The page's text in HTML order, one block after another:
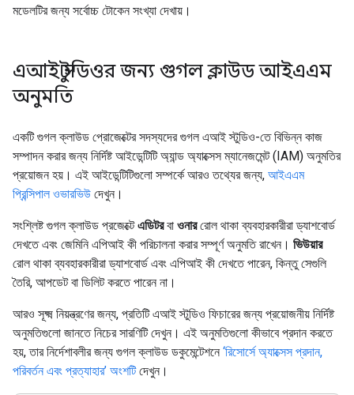
মডেলটির জন্য সর্বোচ্চ টোকেন সংখ্যা দেখায়।
এআই স্টুডিওর জন্য গুগল ক্লাউড আইএএম
অনুমতি
একটি গুগল ক্লাউড প্রোজেক্টের সদস্যদের গুগল এআই স্টুডিও-তে বিভিন্ন কাজ
সম্পাদন করার জন্য নির্দিষ্ট আইডেন্টিটি অ্যান্ড অ্যাক্সেস ম্যানেজমেন্ট (IAM) অনুমতির
প্রয়োজন হয়। এই আইডেন্টিটিগুলো সম্পর্কে আরও তথ্যের জন্য, আইএএম
প্রিন্সিপাল ওভারভিউ দেখুন।
সংশ্লিষ্ট গুগল ক্লাউড প্রজেক্টেএডিটরবা ওনাররোল থাকা ব্যবহারকারীরা ড্যাশবোর্ড
দেখতে এবং জেমিনি এপিআই কী পরিচালনা করার সম্পূর্ণ অনুমতি রাখেন। ভিউয়ার
রোল থাকা ব্যবহারকারীরা ড্যাশবোর্ড এবং এপিআই কী দেখতে পারেন, কিন্তু সেগুলি
তৈরি, আপডেট বা ডিলিট করতে পারেন না।
আরও সূক্ষ্ম নিয়ন্ত্রণের জন্য, প্রতিটি এআই স্টুডিও ফিচারের জন্য প্রয়োজনীয় নির্দিষ্ট
অনুমতিগুলো জানতে নিচের সারণিটি দেখুন। এই অনুমতিগুলো কীভাবে প্রদান করতে
হয়, তার নির্দেশাবলীর জন্য গুগল ক্লাউড ডকুমেন্টেশনে ‘রিসোর্সে অ্যাক্সেস প্রদান,
পরিবর্তন এবং প্রত্যাহার’ অংশটিদেখুন।